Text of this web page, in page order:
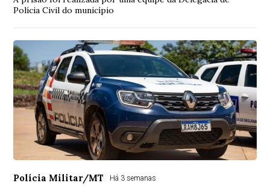
Polícia Civil do município
Polícia Militar/MT Há 3 semanas